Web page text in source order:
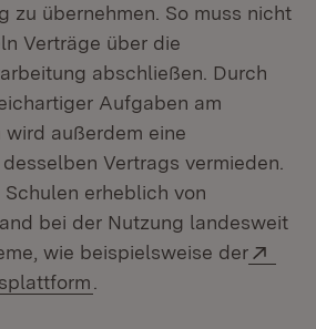
zu übernehmen. So muss nicht
Verträge über die
abschließen. Durch
Aufgaben am
außerdem eine
Vertrags vermieden.
erheblich von
bei der Nutzung landesweit
wie beispielsweise der